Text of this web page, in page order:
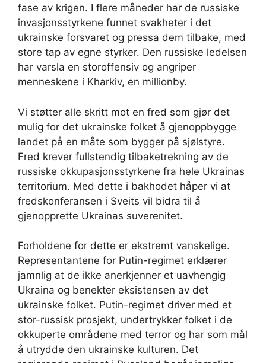
fase av krigen. I flere måneder har de russiske
invasjonsstyrkene funnet svakheter i det
ukrainske forsvaret og pressa dem tilbake, med
store tap av egne styrker. Den russiske ledelsen
har varsla en storoffensiv og angriper
menneskene i Kharkiv, en millionby.
Vi støtter alle skritt mot en fred som gjør det
mulig for det ukrainske folket å gjenoppbygge
landet på en måte som bygger på sjølstyre.
Fred krever fullstendig tilbaketrekning av de
russiske okkupasjonsstyrkene fra hele Ukrainas
territorium. Med dette i bakhodet håper vi at
fredskonferansen i Sveits vil bidra til å
gjenopprette Ukrainas suverenitet.
Forholdene for dette er ekstremt vanskelige.
Representantene for Putin-regimet erklærer
jamnlig at de ikke anerkjenner et uavhengig
Ukraina og benekter eksistensen av det
ukrainske folket. Putin-regimet driver med et
stor-russisk prosjekt, undertrykker folket i de
okkuperte områdene med terror og har som mål
å utrydde den ukrainske kulturen. Det